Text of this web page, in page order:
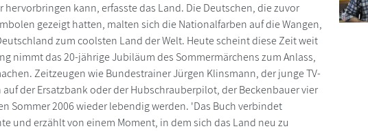
kann, erfasste das Land. Die Deutschen, die zuvor
gezeigt hatten, malten sich die Nationalfarben auf die Wangen,
zum coolsten Land der Welt. Heute scheint diese Zeit weit
nimmt das 20-jährige Jubiläum des Sommermärchens zum Anlass,
Zeitzeugen wie Bundestrainer Jürgen Klinsmann, der junge TV-
der Ersatzbank oder der Hubschrauberpilot, der Beckenbauer vier
Sommer 2006 wieder lebendig werden. 'Das Buch verbindet
und erzählt von einem Moment, in dem sich das Land neu zu